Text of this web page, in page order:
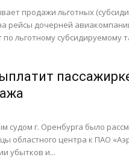
продажи льготных
рейсы дочерней
льготному субсидируемому
судом г. Оренбурга было
областного центра к ПАО
убытков и...